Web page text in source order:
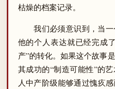
枯燥的档案记录。
我们必须意识到，当
他的个人表达就已经完成
产”的转化。如果这个故事
其成功的“制造可能性”的
人中产阶级能够通过愧疚